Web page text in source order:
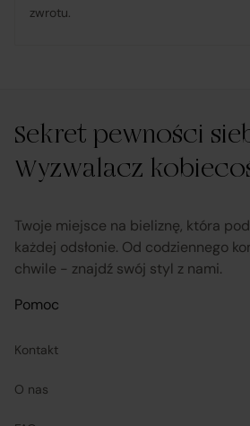
zwrotu.
Sekret pewności
Wyzwalacz
Twoje miejsce na bieliznę, która
każdej odsłonie. Od codziennego
chwile - znajdź swój styl z nami.
Pomoc
Kontakt
O nas
produktową i instrukcje
obsługuje odstąpienie od umowy
przekazuje informacje na temat
umowy sprzedaży;
koordynuje proces odstąpienia
adres Sprzedawcy do zwrotu